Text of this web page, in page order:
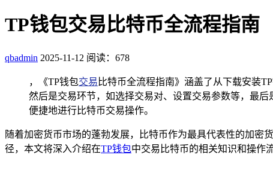
TP钱包交易比特币全流程指南
qbadmin 2025-11-12 阅读：678
，《TP钱包交易 比特币全流程指南》涵盖了从下载安装
然后是交易环节，如选择交易对、设置交易参数等，最
便捷地进行比特币交易操作。
随着加密货币市场的蓬勃发展，比特币作为最具代表性的加密
径，本文将深入介绍在TP钱包中交易比特币的相关知识和操作